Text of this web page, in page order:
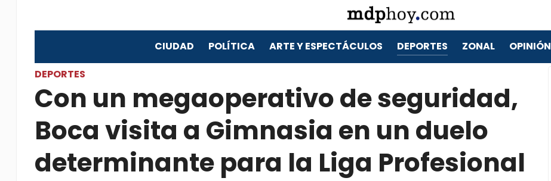
CIUDAD POLÍTICA ARTE Y ESPECTÁCULOS DEPORTES ZONAL OPINIÓN
DEPORTES
Con un megaoperativo de seguridad,
Boca visita a Gimnasia en un duelo
determinante para la Liga Profesional